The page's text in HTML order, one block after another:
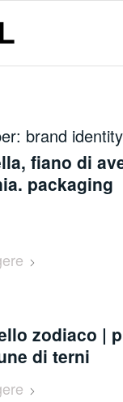
brand identity
fiano di
packaging
zodiaco |
di terni